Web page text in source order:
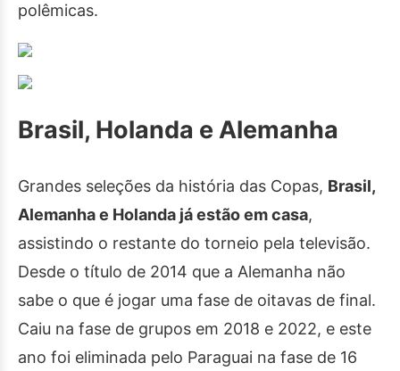
polêmicas.
Brasil, Holanda e Alemanha
Grandes seleções da história das Copas, Brasil,
Alemanha e Holanda já estão em casa,
assistindo o restante do torneio pela televisão.
Desde o título de 2014 que a Alemanha não
sabe o que é jogar uma fase de oitavas de final.
Caiu na fase de grupos em 2018 e 2022, e este
ano foi eliminada pelo Paraguai na fase de 16